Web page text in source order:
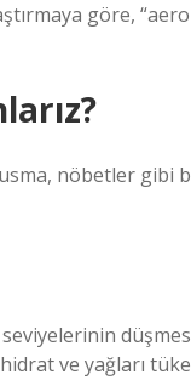
göre,
nöbetler gibi
ve yağları